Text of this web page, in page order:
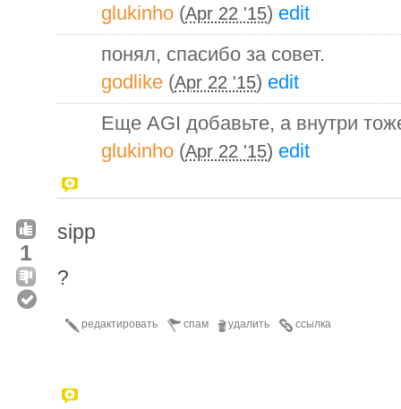
glukinho (Apr 22 '15) edit
понял, спасибо за совет.
godlike (Apr 22 '15) edit
Еще AGI добавьте, а внутри
glukinho (Apr 22 '15) edit
1
sipp
?
ссылка
удалить
спам
редактировать